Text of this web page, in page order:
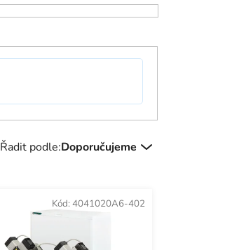
Řadit podle:Doporučujeme
Kód: 4041020A6-402